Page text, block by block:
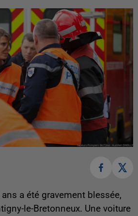
a été gravement blessée,
le-Bretonneux. Une voiture